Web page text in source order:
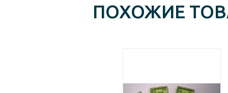
ПОХОЖИЕ